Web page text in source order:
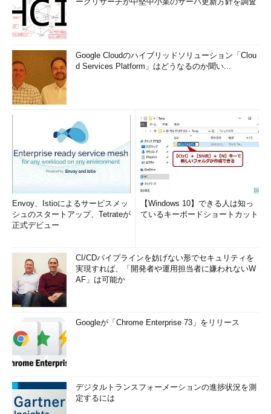
Google Cloudのハイブリッドソリューション「Clou
d Services Platform」はどうなるのか聞い...
Envoy、Istioによるサービスメッ
シュのスタートアップ、Tetrateが
正式デビュー
【Windows 10】できる人は知っ
ているキーボードショートカット
CI/CDパイプラインを妨げない形でセキュリティを
実現すれば、「開発者や運用担当者に嫌われないW
AF」は可能か
Googleが「Chrome Enterprise 73」をリリース
デジタルトランスフォーメーションの進捗状況を測
定するには